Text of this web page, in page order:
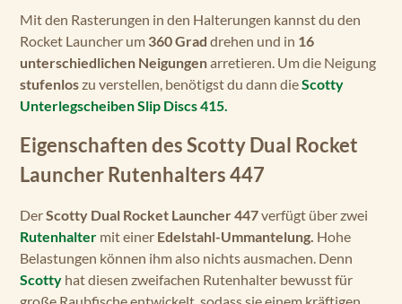
Mit den Rasterungen in den Halterungen kannst du den
Rocket Launcher um 360 Grad drehen und in 16
unterschiedlichen Neigungenarretieren. Um die Neigung
stufenloszu verstellen, benötigst du dann dieScotty
Unterlegscheiben Slip Discs 415.
Eigenschaften des Scotty Dual Rocket
Launcher Rutenhalters 447
DerScotty Dual Rocket Launcher 447verfügt über zwei
Rutenhalter mit einer Edelstahl-Ummantelung. Hohe
Belastungen können ihm also nichts ausmachen. Denn
Scotty hat diesen zweifachen Rutenhalter bewusst für